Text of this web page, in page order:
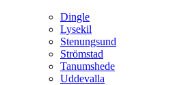
Dingle
Lysekil
Stenungsund
Strömstad
Tanumshede
Uddevalla